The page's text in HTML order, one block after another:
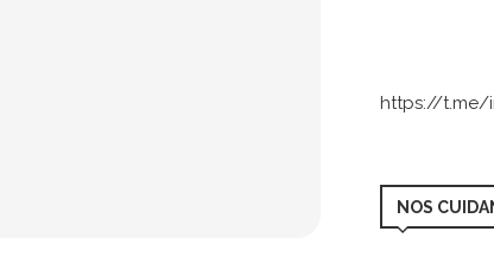
https://t.me/
NOS